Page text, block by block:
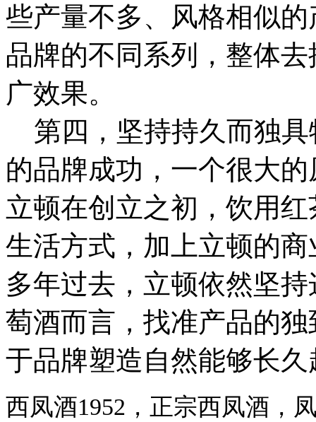
些产量不多、风格相似
品牌的不同系列，整体
广效果。
第四，坚持持久而独具
的品牌成功，一个很大
立顿在创立之初，饮用
生活方式，加上立顿的
多年过去，立顿依然坚
萄酒而言，找准产品的
于品牌塑造自然能够长久
西凤酒1952，正宗西凤酒